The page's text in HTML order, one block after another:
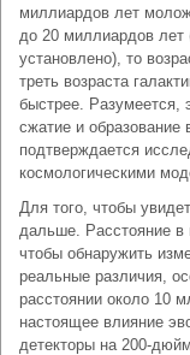
миллиардов лет
до 20 миллиардов лет
установлено), то
треть возраста
быстрее. Разумеется,
сжатие и образование
подтверждается
космологическими
Для того, чтобы
дальше. Расстояние
чтобы обнаружить
реальные различия,
расстоянии около 10
настоящее влияние
детекторы на 200-